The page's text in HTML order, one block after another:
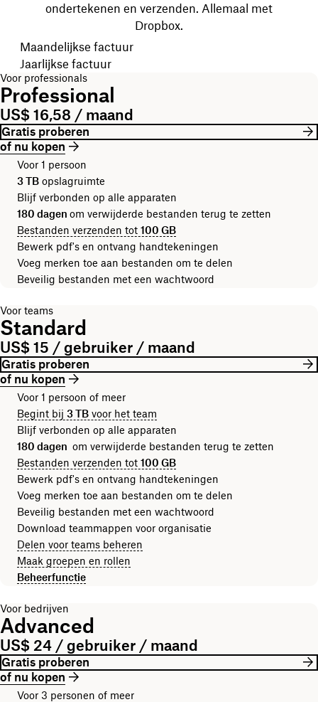
ondertekenen en verzenden. Allemaal met
Dropbox.
Kies je factureringscyclus
Maandelijkse factuur
Jaarlijkse factuur
Voor professionals
Professional
US$ 16,58 / maand
Gratis proberen
of nu kopen
Voor 1 persoon
3 TB opslagruimte
Blijf verbonden op alle apparaten
180 dagen om verwijderde bestanden terug te zetten
Bestanden verzenden tot 100 GB
Bewerk pdf's en ontvang handtekeningen
Voeg merken toe aan bestanden om te delen
Beveilig bestanden met een wachtwoord
Voor teams
Standard
US$ 15 / gebruiker / maand
Gratis proberen
of nu kopen
Voor 1 persoon of meer
Begint bij 3 TB voor het team
Blijf verbonden op alle apparaten
180 dagen om verwijderde bestanden terug te zetten
Bestanden verzenden tot 100 GB
Bewerk pdf's en ontvang handtekeningen
Voeg merken toe aan bestanden om te delen
Beveilig bestanden met een wachtwoord
Download teammappen voor organisatie
Delen voor teams beheren
Maak groepen en rollen
Beheerfunctie
Voor bedrijven
Advanced
US$ 24 / gebruiker / maand
Gratis proberen
of nu kopen
Voor 3 personen of meer